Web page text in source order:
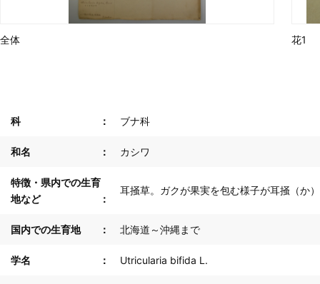
全体 花1
科 ブナ科
和名 カシワ
特徴・県内での生育
地など
耳掻草。ガクが果実を包む様子が耳掻（か
国内での生育地 北海道～沖縄まで
学名 Utricularia bifida L.